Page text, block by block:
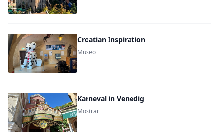
Croatian Inspiration
Museo
Karneval in Venedig
Mostrar